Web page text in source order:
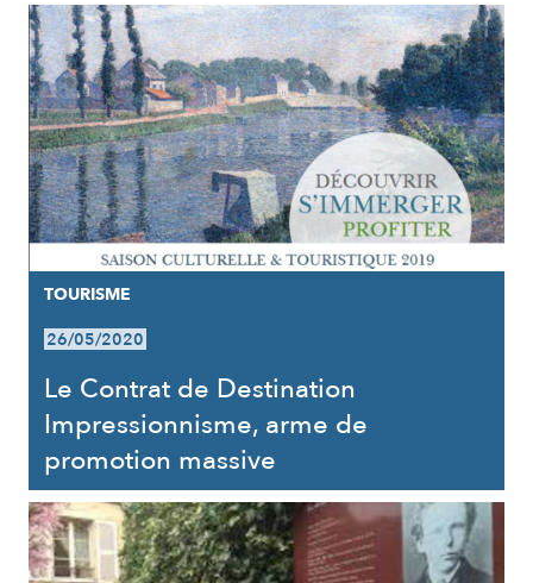
TOURISME
26/05/2020
Le Contrat de Destination
Impressionnisme, arme de
promotion massive